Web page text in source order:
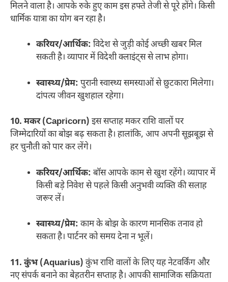
मिलने वाला है। आपके रुके हुए काम इस हफ्ते तेजी से पूरे होंगे। किसी
धार्मिक यात्रा का योग बन रहा है।
करियर/आर्थिक: विदेश से जुड़ी कोई अच्छी खबर मिल
सकती है। व्यापार में विदेशी क्लाइंट्स से लाभ होगा।
स्वास्थ्य/प्रेम: पुरानी स्वास्थ्य समस्याओं से छुटकारा मिलेगा।
दांपत्य जीवन खुशहाल रहेगा।
10. मकर (Capricorn) इस सप्ताह मकर राशि वालों पर
जिम्मेदारियों का बोझ बढ़ सकता है। हालांकि, आप अपनी सूझबूझ से
हर चुनौती को पार कर लेंगे।
करियर/आर्थिक: बॉस आपके काम से खुश रहेंगे। व्यापार में
किसी बड़े निवेश से पहले किसी अनुभवी व्यक्ति की सलाह
जरूर लें।
स्वास्थ्य/प्रेम: काम के बोझ के कारण मानसिक तनाव हो
सकता है। पार्टनर को समय देना न भूलें।
11. कुंभ (Aquarius) कुंभ राशि वालों के लिए यह नेटवर्किंग और
नए संपर्क बनाने का बेहतरीन सप्ताह है। आपकी सामाजिक सक्रियता